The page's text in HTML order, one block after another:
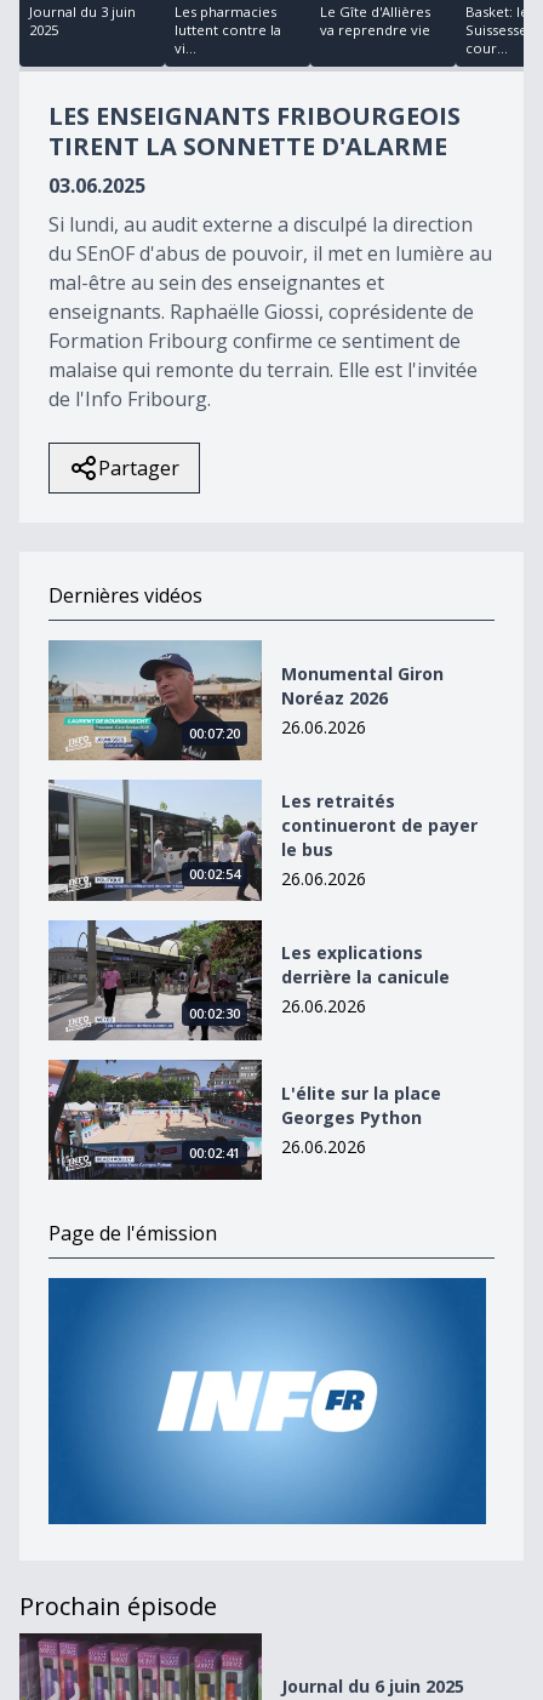
minutes,
Journal du 3 juin
2025
Les pharmacies
luttent contre la
vi...
Le Gîte d'Allières
va reprendre vie
Basket: les
Suissesses
cour...
LES ENSEIGNANTS FRIBOURGEOIS
TIRENT LA SONNETTE D'ALARME
03.06.2025
Si lundi, au audit externe a disculpé la direction
du SEnOF d'abus de pouvoir, il met en lumière au
mal-être au sein des enseignantes et
enseignants. Raphaëlle Giossi, coprésidente de
Formation Fribourg confirme ce sentiment de
malaise qui remonte du terrain. Elle est l'invitée
de l'Info Fribourg.
Partager
Dernières vidéos
Monumental Giron Noréaz 2026
00:07:20
Monumental Giron
Noréaz 2026
26.06.2026
Les retraités continueront de payer le bus
00:02:54
Les retraités
continueront de payer
le bus
26.06.2026
Les explications derrière la canicule
00:02:30
Les explications
derrière la canicule
26.06.2026
L&#039;élite sur la place Georges Python
00:02:41
L'élite sur la place
Georges Python
26.06.2026
Page de l'émission
Prochain épisode
Journal du 6 juin 2025
Journal du 6 juin 2025